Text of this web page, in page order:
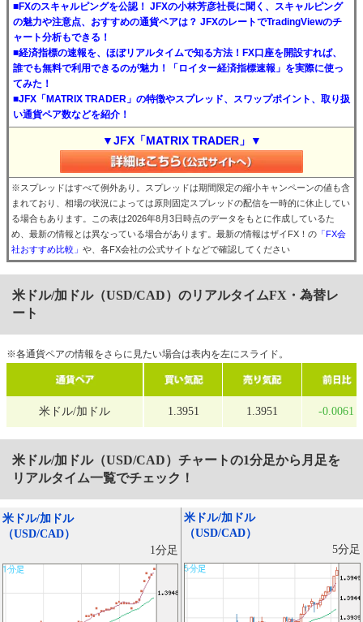
■FXのスキャルピングを公認！ JFXの小林芳彦社長に聞く、スキャルピング
の魅力や注意点、おすすめの通貨ペアは？ JFXのレートでTradingViewのチ
ャート分析もできる！
■経済指標の速報を、ほぼリアルタイムで知る方法！FX口座を開設すれば、
誰でも無料で利用できるのが魅力！「ロイター経済指標速報」を実際に使っ
てみた！
■JFX「MATRIX TRADER」の特徴やスプレッド、スワップポイント、取り扱
い通貨ペア数などを紹介！
▼JFX「MATRIX TRADER」▼
※スプレッドはすべて例外あり。スプレッドは期間限定の縮小キャンペーンの値も含
まれており、相場の状況によっては原則固定スプレッドの配信を一時的に休止してい
る場合もあります。この表は2026年8月3日時点のデータをもとに作成しているた
め、最新の情報とは異なっている場合があります。最新の情報はザイFX！の 「FX会
社おすすめ比較」 や、各FX会社の公式サイトなどで確認してください
米ドル/加ドル（USD/CAD）のリアルタイムFX・為替レ
ート
※各通貨ペアの情報をさらに見たい場合は表内を左にスライド。
米ドル/加ドル 1.3951 1.3951 -0.0061
米ドル/加ドル（USD/CAD） チャートの1分足から月足を
リアルタイム一覧でチェック！
米ドル/加ドル
（USD/CAD）
1分足
米ドル/加ドル
（USD/CAD）
5分足